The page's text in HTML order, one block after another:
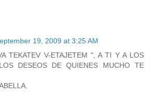
19, 2009 at 3:25 AM
TEKATEV V-ETAJETEM ", A TI Y A LOS
DESEOS DE QUIENES MUCHO TE